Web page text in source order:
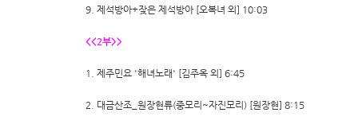
9. 제석방아+잦은 제석방아 [오복녀 외] 10:03
<<2부>>
1. 제주민요 '해녀노래' [김주옥 외] 6:45
2. 대금산조_원장현류(중모리~자진모리) [원장현] 8:15